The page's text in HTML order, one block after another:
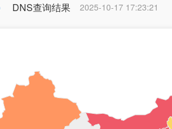
DNS查询结果 2025-10-17 17:23:21